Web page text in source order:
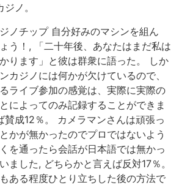
ノ。
ノチップ 自分好みのマシンを組ん
う！, 「二十年後、あなたはまだ私は
ります」と彼は群衆に語った。 しか
カジノには何かが欠けているので、
ライブ参加の感覚は、実際に実際の
によってのみ記録することができま
賛成12％。 カメラマンさんは頑張っ
かが無かったのでプロではないよう
を通ったら会話が日本語では無かっ
ました, どちらかと言えば反対17％。
ある程度ひとり立ちした後の方法で